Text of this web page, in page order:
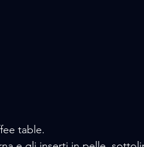
table.